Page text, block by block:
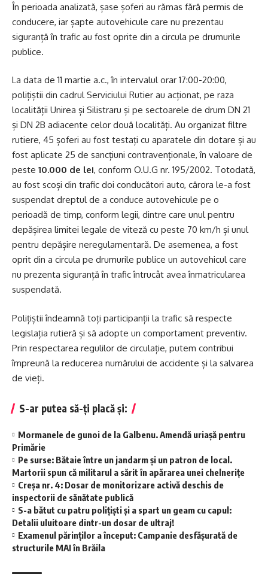
În perioada analizată, șase șoferi au rămas fără permis de
conducere, iar șapte autovehicule care nu prezentau
siguranță în trafic au fost oprite din a circula pe drumurile
publice.
La data de 11 martie a.c., în intervalul orar 17:00-20:00,
polițiștii din cadrul Serviciului Rutier au acționat, pe raza
localității Unirea și Silistraru și pe sectoarele de drum DN 21
și DN 2B adiacente celor două localități. Au organizat filtre
rutiere, 45 șoferi au fost testați cu aparatele din dotare și au
fost aplicate 25 de sancțiuni contravenționale, în valoare de
peste 10.000 de lei, conform O.U.G nr. 195/2002. Totodată,
au fost scoși din trafic doi conducători auto, cărora le-a fost
suspendat dreptul de a conduce autovehicule pe o
perioadă de timp, conform legii, dintre care unul pentru
depășirea limitei legale de viteză cu peste 70 km/h și unul
pentru depășire neregulamentară. De asemenea, a fost
oprit din a circula pe drumurile publice un autovehicul care
nu prezenta siguranță în trafic întrucât avea înmatricularea
suspendată.
Polițiștii îndeamnă toți participanții la trafic să respecte
legislația rutieră și să adopte un comportament preventiv.
Prin respectarea regulilor de circulație, putem contribui
împreună la reducerea numărului de accidente și la salvarea
de vieți.
S-ar putea să-ți placă și:
Mormanele de gunoi de la Galbenu. Amendă uriașă pentru
Primărie
Pe surse: Bătaie între un jandarm și un patron de local.
Martorii spun că militarul a sărit în apărarea unei chelnerițe
Creșa nr. 4: Dosar de monitorizare activă deschis de
inspectorii de sănătate publică
S-a bătut cu patru polițiști și a spart un geam cu capul:
Detalii uluitoare dintr-un dosar de ultraj!
Examenul părinților a început: Campanie desfășurată de
structurile MAI în Brăila